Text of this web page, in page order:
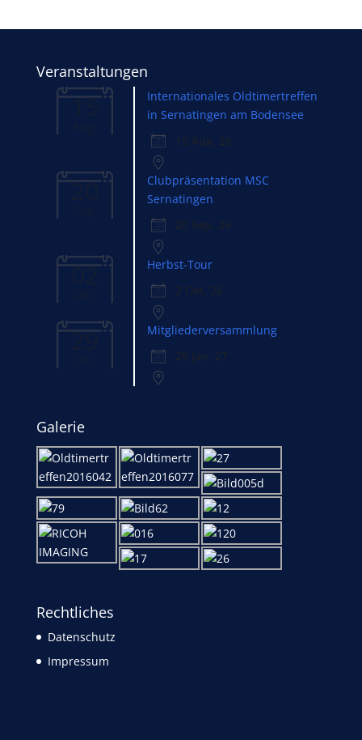
Veranstaltungen
15
Internationales Oldtimertreffen
in Sernatingen am Bodensee
15 Aug. 26
20
Clubpräsentation MSC
Sernatingen
20 Sep. 26
02
Herbst-Tour
2 Okt. 26
29
Mitgliederversammlung
29 Jan. 27
Galerie
Rechtliches
Datenschutz
Impressum